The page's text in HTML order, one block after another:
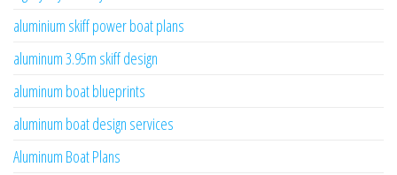
aluminium skiff power boat plans
aluminum 3.95m skiff design
aluminum boat blueprints
aluminum boat design services
Aluminum Boat Plans